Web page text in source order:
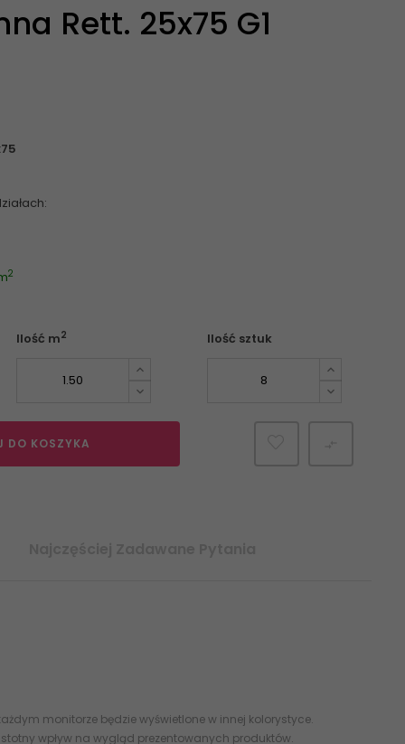
Rett. 25x75 G1
2
Ilość m2 Ilość sztuk
DO KOSZYKA
monitorze będzie wyświetlone w innej kolorystyce.
wpływ na wygląd prezentowanych produktów.